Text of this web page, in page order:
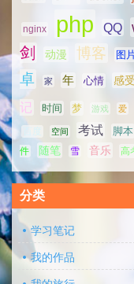
nginx php QQ
剑
动漫 博客 图
卓
家 年 心情 感受
记 时间 梦 游戏 爱
空间 考试 脚本
件 随笔 雪 音乐 高
分类
学习笔记
我的作品